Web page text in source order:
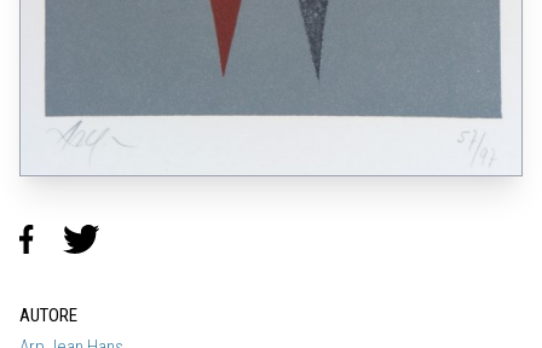
AUTORE